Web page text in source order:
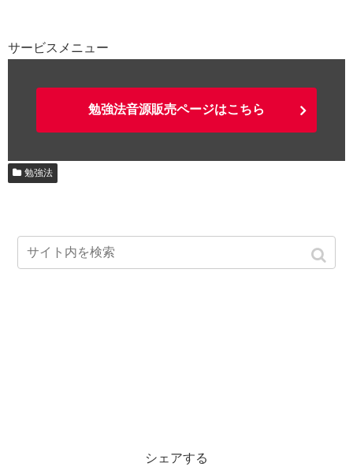
サービスメニュー
勉強法音源販売ページはこちら
勉強法
シェアする